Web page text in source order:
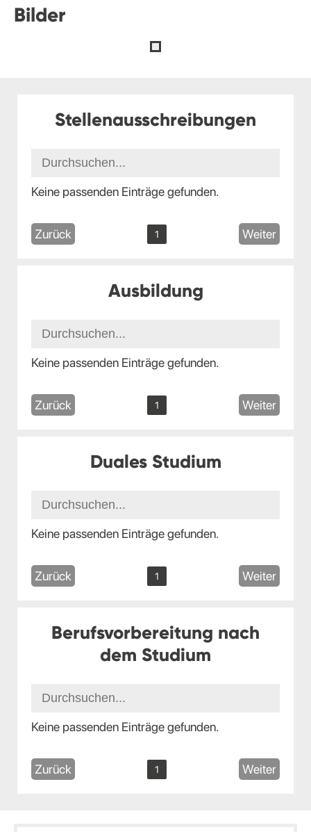
Bilder
Stellenausschreibungen
Keine passenden Einträge gefunden.
Zurück 1 Weiter
Ausbildung
Keine passenden Einträge gefunden.
Zurück 1 Weiter
Duales Studium
Keine passenden Einträge gefunden.
Zurück 1 Weiter
Berufsvorbereitung nach
dem Studium
Keine passenden Einträge gefunden.
Zurück 1 Weiter